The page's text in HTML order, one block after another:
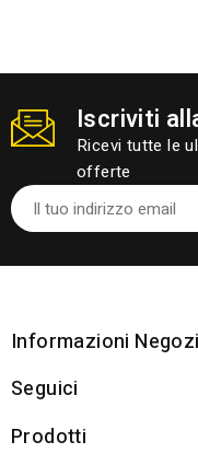
Iscriviti
Ricevi tutte le
offerte
Informazioni
Seguici
Prodotti